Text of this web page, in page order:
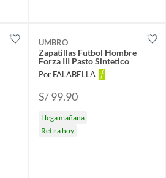
UMBRO
Zapatillas Futbol Hombre
Forza III Pasto Sintetico
Por FALABELLA
S/ 99.90
Llega mañana
Retira hoy